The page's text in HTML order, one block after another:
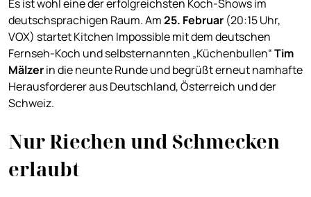
Es ist wohl eine der erfolgreichsten Koch-Shows im
deutschsprachigen Raum. Am25. Februar (20:15 Uhr,
VOX) startet Kitchen Impossible mit dem deutschen
Fernseh-Koch und selbsternannten „Küchenbullen“Tim
Mälzerin die neunte Runde und begrüßt erneut namhafte
Herausforderer aus Deutschland, Österreich und der
Schweiz.
Nur Riechen und Schmecken
erlaubt